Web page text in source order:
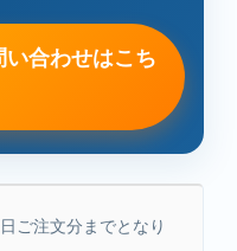
合わせはこち
ご注文分までとなり